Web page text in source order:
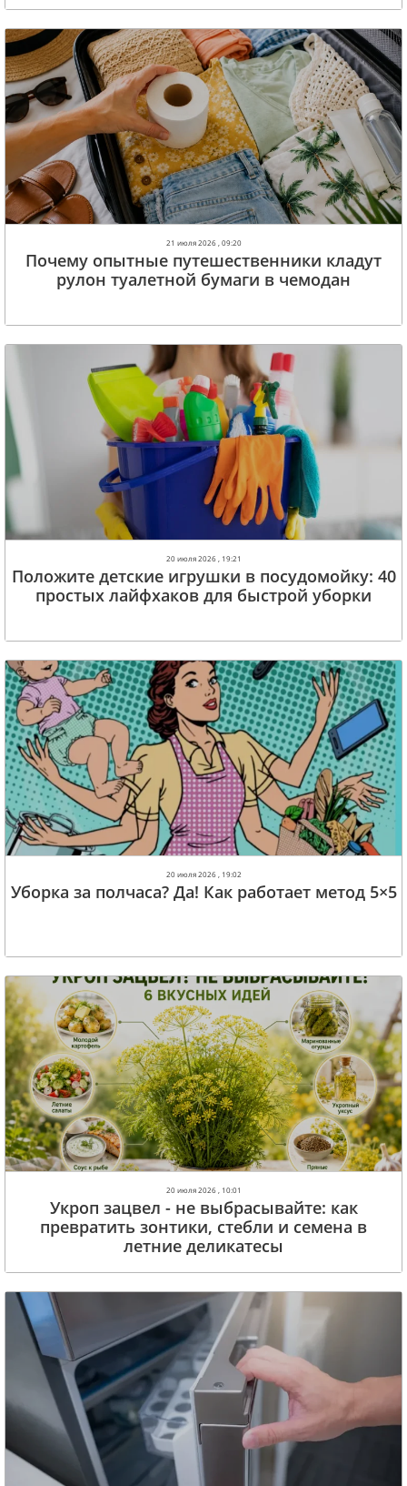
21 июля 2026 , 09:20
Почему опытные путешественники кладут
рулон туалетной бумаги в чемодан
20 июля 2026 , 19:21
Положите детские игрушки в посудомойку: 40
простых лайфхаков для быстрой уборки
20 июля 2026 , 19:02
Уборка за полчаса? Да! Как работает метод 5×5
20 июля 2026 , 10:01
Укроп зацвел - не выбрасывайте: как
превратить зонтики, стебли и семена в
летние деликатесы